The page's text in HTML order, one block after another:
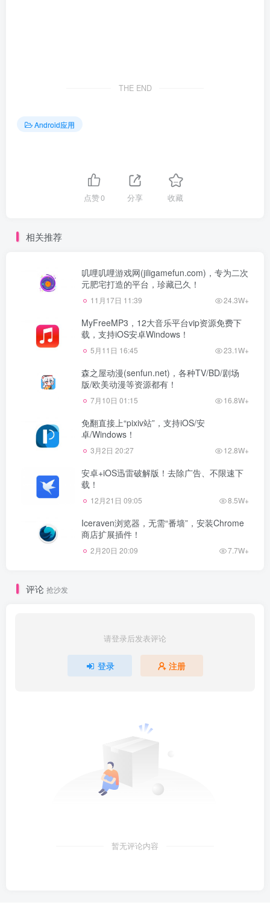
THE END
Android应用
点赞0 分享 收藏
相关推荐
叽哩叽哩游戏网(jiligamefun.com)，专为二次
元肥宅打造的平台，珍藏已久！
11月17日 11:39 24.3W+
MyFreeMP3，12大音乐平台vip资源免费下
载，支持iOS安卓Windows！
5月11日 16:45 23.1W+
森之屋动漫(senfun.net)，各种TV/BD/剧场
版/欧美动漫等资源都有！
7月10日 01:15 16.8W+
免翻直接上“pixiv站”，支持iOS/安
卓/Windows！
3月2日 20:27 12.8W+
安卓+iOS迅雷破解版！去除广告、不限速下
载！
12月21日 09:05 8.5W+
Iceraven浏览器，无需“番墙”，安装Chrome
商店扩展插件！
2月20日 20:09 7.7W+
评论 抢沙发
请登录后发表评论
登录 注册
暂无评论内容